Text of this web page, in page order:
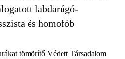
labdarúgó-
és homofób
tömörítő Védett Társadalom